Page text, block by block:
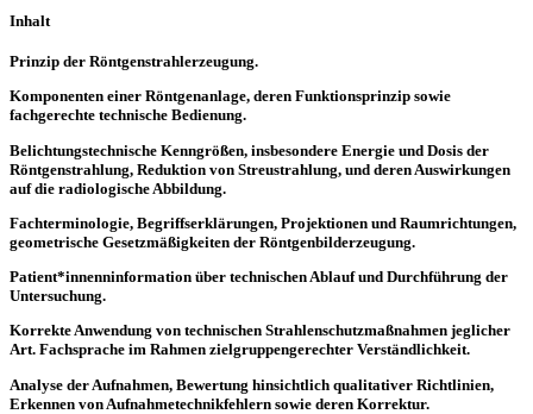
Inhalt
Prinzip der Röntgenstrahlerzeugung.
Komponenten einer Röntgenanlage, deren Funktionsprinzip sowie
fachgerechte technische Bedienung.
Belichtungstechnische Kenngrößen, insbesondere Energie und Dosis der
Röntgenstrahlung, Reduktion von Streustrahlung, und deren Auswirkungen
auf die radiologische Abbildung.
Fachterminologie, Begriffserklärungen, Projektionen und Raumrichtungen,
geometrische Gesetzmäßigkeiten der Röntgenbilderzeugung.
Patient*innenninformation über technischen Ablauf und Durchführung der
Untersuchung.
Korrekte Anwendung von technischen Strahlenschutzmaßnahmen jeglicher
Art. Fachsprache im Rahmen zielgruppengerechter Verständlichkeit.
Analyse der Aufnahmen, Bewertung hinsichtlich qualitativer Richtlinien,
Erkennen von Aufnahmetechnikfehlern sowie deren Korrektur.